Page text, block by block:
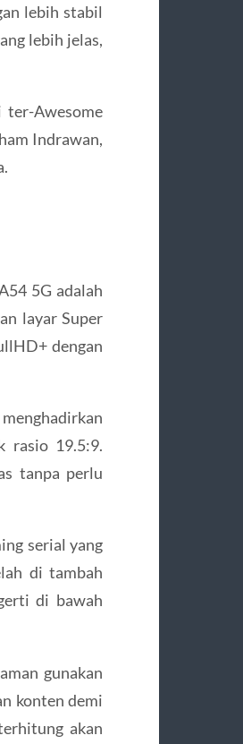
lebih stabil
lebih jelas,
ter-Awesome
Indrawan,
5G adalah
layar Super
dengan
rasio 19.5:9.
tanpa perlu
serial yang
di tambah
di bawah
gunakan
konten demi
akan